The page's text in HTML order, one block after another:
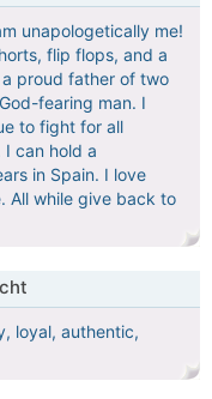
unapologetically me!
flip flops, and a
proud father of two
fearing man. I
to fight for all
can hold a
in Spain. I love
All while give back to
loyal, authentic,